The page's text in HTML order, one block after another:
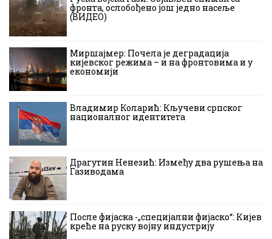
фронта, ослобођено још једно насеље
(ВИДЕО)
Миршајмер: Почела је деградација
кијевског режима – и на фронтовима и у
економији
Владимир Коларић: Кључеви српског
националног идентитета
Драгутин Ненезић: Између два рушења на
Газиводама
После фијаска -„специјални фијаско“: Кијев
креће на руску војну индустрију